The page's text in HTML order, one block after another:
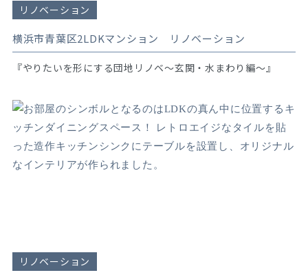
リノベーション
横浜市青葉区2LDKマンション リノベーション
『やりたいを形にする団地リノベ～玄関・水まわり編～』
リノベーション